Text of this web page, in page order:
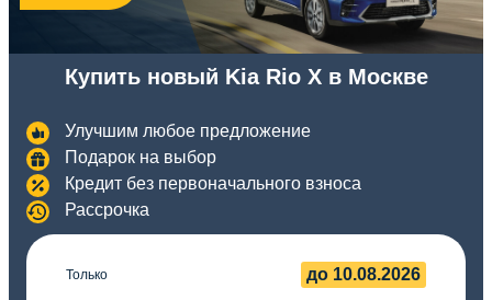
Купить новый Kia Rio X в Москве
Улучшим любое предложение
Подарок на выбор
Кредит без первоначального взноса
Рассрочка
Только до 10.08.2026